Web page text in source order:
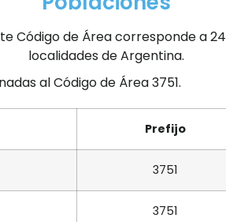
Código de Área corresponde a 24
localidades de Argentina.
al Código de Área 3751.
Prefijo
3751
3751